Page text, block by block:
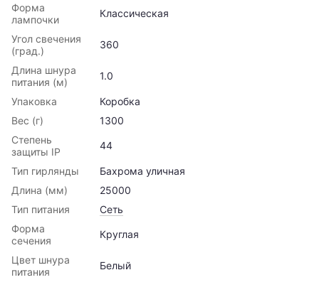
Форма
лампочки
Классическая
Угол свечения
(град.)
360
Длина шнура
питания (м)
1.0
Упаковка
Коробка
Вес (г)
1300
Степень
защиты IP
44
Тип гирлянды
Бахрома уличная
Длина (мм)
25000
Тип питания
Сеть
Форма
сечения
Круглая
Цвет шнура
питания
Белый